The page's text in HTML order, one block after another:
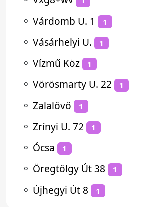
⚬ Várdomb U. 1 1
⚬ Vásárhelyi U. 1
⚬ Vízmű Köz 1
⚬ Vörösmarty U. 22 1
⚬ Zalalövő 1
⚬ Zrínyi U. 72 1
⚬ Ócsa 1
⚬ Öregtölgy Út 38 1
⚬ Újhegyi Út 8 1